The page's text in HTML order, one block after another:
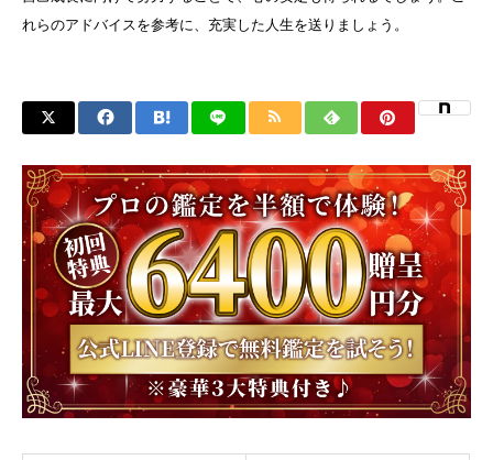
れらのアドバイスを参考に、充実した人生を送りましょう。